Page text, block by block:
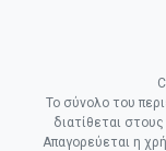
Το σύνολο του
διατίθεται
Απαγορεύεται η